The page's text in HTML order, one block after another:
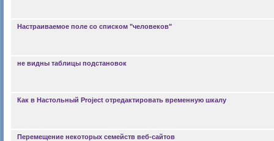
Настраиваемое поле со списком "человеков"
не видны таблицы подстановок
Как в Настольный Project отредактировать временную шкалу
Перемещение некоторых семейств веб-сайтов